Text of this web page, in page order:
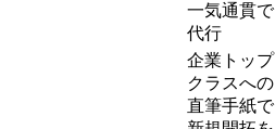
一気通貫で
代行
企業トップ
クラスへの
直筆手紙で